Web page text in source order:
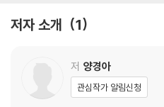
이중언어를 사용해요.
행동보다 감정에 집중해요.
평가하지 않고 끝까지 들어요.
대안을 함께 마련하고 실천해요.
저자 소개 1
저 양경아
관심작가 알림신청